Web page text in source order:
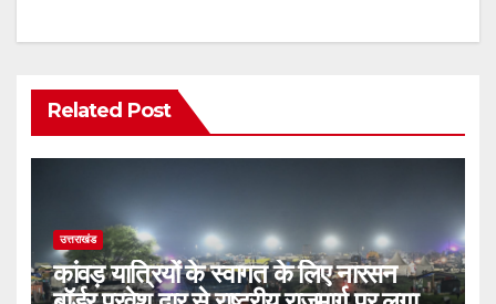
Related Post
उत्तराखंड
कांवड़ यात्रियों के स्वागत के लिए नारसन